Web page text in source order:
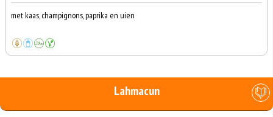
met kaas, champignons, paprika en uien
Lahmacun